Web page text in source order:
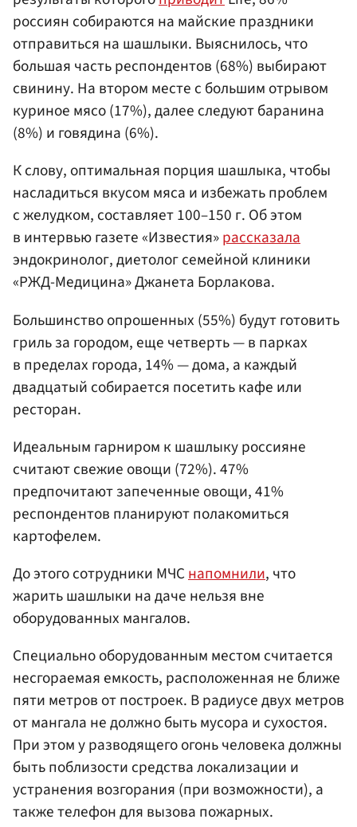
россиян собираются на майские праздники
отправиться на шашлыки. Выяснилось, что
большая часть респондентов (68%) выбирают
свинину. На втором месте с большим отрывом
куриное мясо (17%), далее следуют баранина
(8%) и говядина (6%).
К слову, оптимальная порция шашлыка, чтобы
насладиться вкусом мяса и избежать проблем
с желудком, составляет 100–150 г. Об этом
в интервью газете «Известия»рассказала
эндокринолог, диетолог семейной клиники
«РЖД-Медицина» Джанета Борлакова.
Большинство опрошенных (55%) будут готовить
гриль за городом, еще четверть — в парках
в пределах города, 14% — дома, а каждый
двадцатый собирается посетить кафе или
ресторан.
Идеальным гарниром к шашлыку россияне
считают свежие овощи (72%). 47%
предпочитают запеченные овощи, 41%
респондентов планируют полакомиться
картофелем.
До этого сотрудники МЧСнапомнили, что
жарить шашлыки на даче нельзя вне
оборудованных мангалов.
Специально оборудованным местом считается
несгораемая емкость, расположенная не ближе
пяти метров от построек. В радиусе двух метров
от мангала не должно быть мусора и сухостоя.
При этом у разводящего огонь человека должны
быть поблизости средства локализации и
устранения возгорания (при возможности), а
также телефон для вызова пожарных.